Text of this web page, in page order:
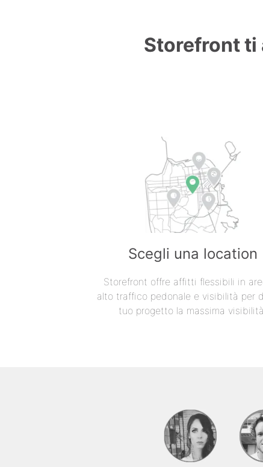
Storefront ti
Scegli una location
Storefront offre affitti flessibili in
alto traffico pedonale e visibilità per
tuo progetto la massima visibilità.